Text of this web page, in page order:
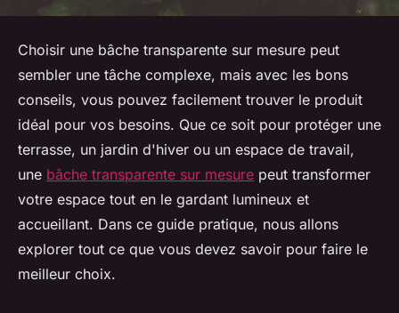
Choisir une bâche transparente sur mesure peut
sembler une tâche complexe, mais avec les bons
conseils, vous pouvez facilement trouver le produit
idéal pour vos besoins. Que ce soit pour protéger une
terrasse, un jardin d'hiver ou un espace de travail,
une bâche transparente sur mesure peut transformer
votre espace tout en le gardant lumineux et
accueillant. Dans ce guide pratique, nous allons
explorer tout ce que vous devez savoir pour faire le
meilleur choix.